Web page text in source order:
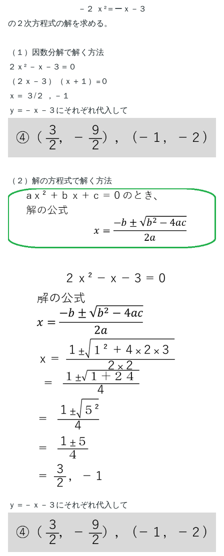
－２ ｘ²＝ーｘ－３
の２次方程式の解を求める。
（１）因数分解で解く方法
２ｘ² －ｘ－３＝０
（２ｘ－３）（ｘ＋１）=０
ｘ＝ ３/２ ，－１
ｙ＝－ｘ－３にそれぞれ代入して
（２）解の方程式で解く方法
ｙ＝－ｘ－３にそれぞれ代入して